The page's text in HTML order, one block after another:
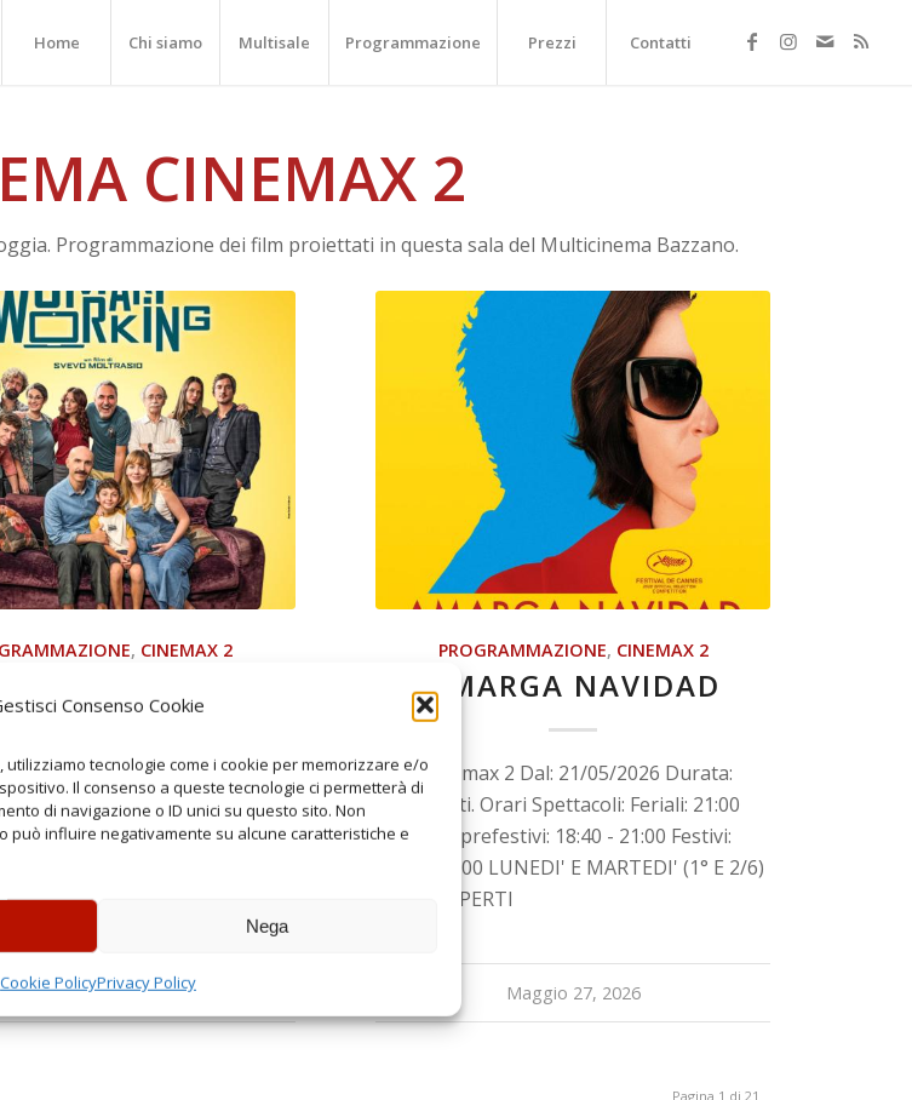
Consenso Cookie
tecnologie come i cookie per memorizzare e/o
Il consenso a queste tecnologie ci permetterà di
di navigazione o ID unici su questo sito. Non
può influire negativamente su alcune caratteristiche e
Nega
Cookie PolicyPrivacy Policy
Home Chi siamo Multisale Programmazione Prezzi Contatti
CINEMAX 2
Programmazione dei film proiettati in questa sala del Multicinema Bazzano.
, CINEMAX 2
2 Dal: 04/06/2026 Durata: 96
Spettacoli: Feriali: 21:00
- 21:00 Festivi: 18:30 : 21:00
Giugno 9, 2026
PROGRAMMAZIONE, CINEMAX 2
AMARGA NAVIDAD
Sala: Cinemax 2 Dal: 21/05/2026 Durata:
111 minuti. Orari Spettacoli: Feriali: 21:00
Sabato e prefestivi: 18:40 - 21:00 Festivi:
18:30 : 21:00 LUNEDI' E MARTEDI' (1° E 2/6)
LOCALI APERTI
Maggio 27, 2026
Pagina 1 di 21